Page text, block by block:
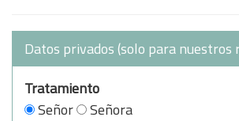
Datos privados (solo para nuestros
Tratamiento
Señor
Señora